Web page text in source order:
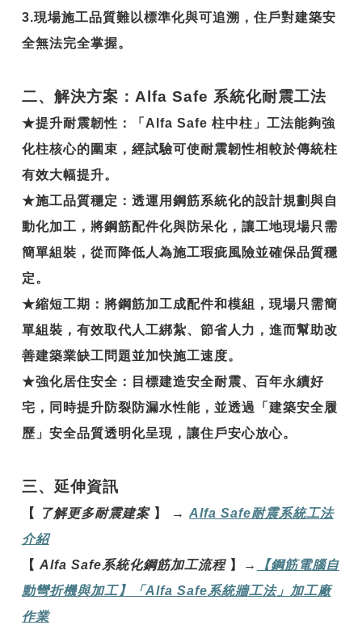
3.現場施工品質難以標準化與可追溯，住戶對建築安
全無法完全掌握。
二、解決方案：Alfa Safe 系統化耐震工法
★提升耐震韌性 ：「Alfa Safe 柱中柱」工法能夠強
化柱核心的圍束，經試驗可使耐震韌性相較於傳統柱
有效大幅提升。
★施工品質穩定 ：透運用鋼筋系統化的設計規劃與自
動化加工，將鋼筋配件化與防呆化，讓工地現場只需
簡單組裝，從而降低人為施工瑕疵風險並確保品質穩
定。
★縮短工期 ：將鋼筋加工成配件和模組，現場只需簡
單組裝，有效取代人工綁紮、節省人力，進而幫助改
善建築業缺工問題並加快施工速度。
★強化居住安全 ：目標建造安全耐震、百年永續好
宅，同時提升防裂防漏水性能，並透過「建築安全履
歷」安全品質透明化呈現，讓住戶安心放心。
三、延伸資訊
【 了解更多耐震建案 】 → Alfa Safe耐震系統工法
介紹
【 Alfa Safe系統化鋼筋加工流程 】 → 【鋼筋電腦自
動彎折機與加工】「Alfa Safe系統牆工法」加工廠
作業